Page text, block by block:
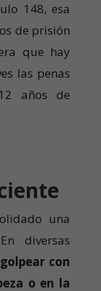
148, esa
de prisión
que hay
las penas
años de
una
diversas
golpear con
o en la